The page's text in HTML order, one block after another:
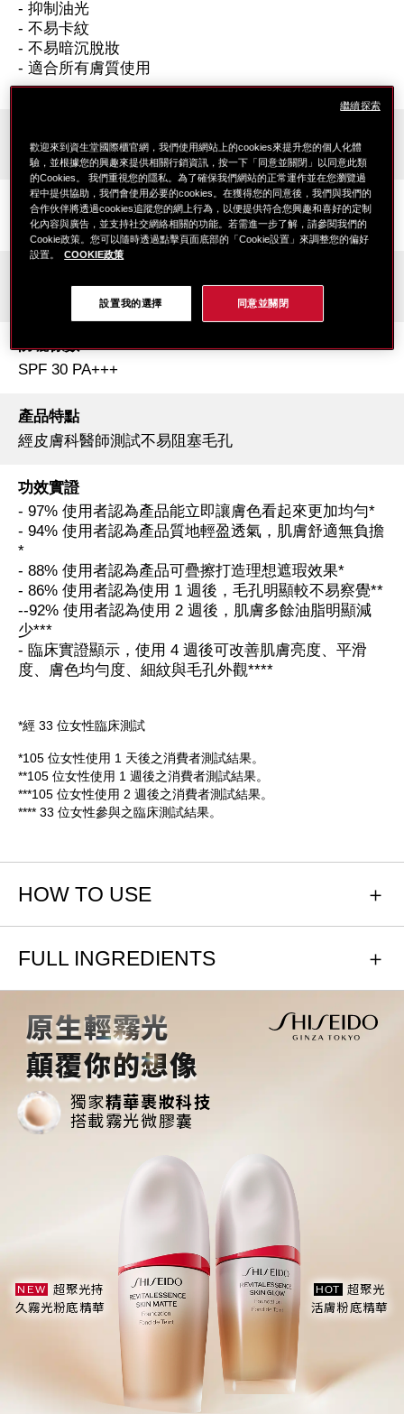
- 抑制油光
- 不易卡紋
- 不易暗沉脫妝
- 適合所有膚質使用
可疊加的中度遮瑕
妝效
原生輕盈霧光
防曬係數
SPF 30 PA+++
產品特點
經皮膚科醫師測試不易阻塞毛孔
功效實證
- 97% 使用者認為產品能立即讓膚色看起來更加均勻*
- 94% 使用者認為產品質地輕盈透氣，肌膚舒適無負擔
*
- 88% 使用者認為產品可疊擦打造理想遮瑕效果*
- 86% 使用者認為使用 1 週後，毛孔明顯較不易察覺**
--92% 使用者認為使用 2 週後，肌膚多餘油脂明顯減
少***
- 臨床實證顯示，使用 4 週後可改善肌膚亮度、平滑
度、膚色均勻度、細紋與毛孔外觀****
*經 33 位女性臨床測試
*105 位女性使用 1 天後之消費者測試結果。
**105 位女性使用 1 週後之消費者測試結果。
***105 位女性使用 2 週後之消費者測試結果。
**** 33 位女性參與之臨床測試結果。
HOW TO USE
FULL INGREDIENTS
原生輕霧光
顛覆你的想像
獨家精華裹妝科技
搭載霧光微膠囊
NEW
超聚光持
久霧光粉底精華
HOT
超聚光
活膚粉底精華
歡迎來到資生堂國際櫃官網，我們使用網站上的cookies來提升您的個人化體
驗，並根據您的興趣來提供相關行銷資訊，按一下「同意並關閉」以同意此類
的Cookies。 我們重視您的隱私。為了確保我們網站的正常運作並在您瀏覽過
程中提供協助，我們會使用必要的cookies。在獲得您的同意後，我們與我們的
合作伙伴將透過cookies追蹤您的網上行為，以便提供符合您興趣和喜好的定制
化內容與廣告，並支持社交網絡相關的功能。若需進一步了解，請參閱我們的
Cookie政策。您可以隨時透過點擊頁面底部的「Cookie設置」來調整您的偏好
設置。
COOKIE政策
設置我的選擇 同意並關閉
繼續探索